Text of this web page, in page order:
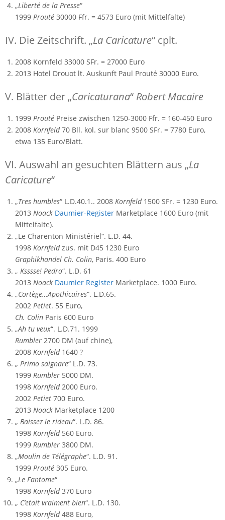
„Liberté de la Presse“
1999 Prouté 30000 Ffr. = 4573 Euro (mit Mittelfalte)
IV. Die Zeitschrift. „La Caricature“ cplt.
2008 Kornfeld 33000 SFr. = 27000 Euro
2013 Hotel Drouot lt. Auskunft Paul Prouté 30000 Euro.
V. Blätter der „Caricaturana“ Robert Macaire
1999 Prouté Preise zwischen 1250-3000 Ffr. = 160-450 Euro
2008 Kornfeld70 Bll. kol. sur blanc 9500 SFr. = 7780 Euro,
etwa 135 Euro/Blatt.
VI. Auswahl an gesuchten Blättern aus „La
Caricature“
„Tres humbles“ L.D.40.1.. 2008 Kornfeld1500 SFr. = 1230 Euro.
2013 Noack Daumier-Register Marketplace 1600 Euro (mit
Mittelfalte).
„Le Charenton Ministériel“. L.D. 44.
1998 Kornfeldzus. mit D45 1230 Euro
Graphikhandel Ch. Colin, Paris. 400 Euro
„ Ksssse! Pedro“. L.D. 61
2013 Noack Daumier Register Marketplace. 1000 Euro.
„Cortège…Apothicaires“. L.D.65.
2002 Petiet. 55 Euro,
Ch. Colin Paris 600 Euro
„Ah tu veux“. L.D.71. 1999
Rumbler 2700 DM (auf chine),
2008 Kornfeld1640 ?
„ Primo saignare“ L.D. 73.
1999 Rumbler 5000 DM.
1998 Kornfeld2000 Euro.
2002 Petiet 700 Euro.
2013 Noack Marketplace 1200
„ Baissez le rideau“. L.D. 86.
1998 Kornfeld560 Euro.
1999 Rumbler 3800 DM.
„Moulin de Télégraphe“. L.D. 91.
1999 Prouté 305 Euro.
„Le Fantome“
1998 Kornfeld370 Euro
„ C’etait vraiment bien“. L.D. 130.
1998 Kornfeld488 Euro,